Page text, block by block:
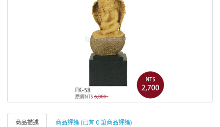
商品描述 商品評論 (已有 0 筆商品評論)